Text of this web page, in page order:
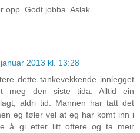
opp. Godt jobba. Aslak
2013 kl. 13:28
dette tankevekkende innlegget
meg den siste tida. Alltid ein
aldri tid. Mannen har tatt det
eg føler vel at eg har komt inn i
å gi etter litt oftere og ta meir